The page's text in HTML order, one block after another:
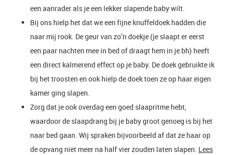
een aanrader als je een lekker slapende baby wilt.
Bij ons hielp het dat we een fijne knuffeldoek hadden die
naar mij rook. De geur van zo’n doekje (je slaapt er eerst
een paar nachten mee in bed of draagt hem in je bh) heeft
een direct kalmerend effect op je baby. De doek gebruikte ik
bij het troosten en ook hielp de doek toen ze op haar eigen
kamer ging slapen.
Zorg dat je ook overdag een goed slaapritme hebt,
waardoor de slaapdrang bij je baby groot genoeg is bij het
naar bed gaan. Wij spraken bijvoorbeeld af dat ze haar op
de opvang niet meer na half vier zouden laten slapen. Lees